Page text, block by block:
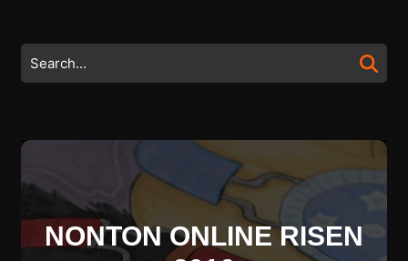
content
Search
for:
NONTON ONLINE RISEN